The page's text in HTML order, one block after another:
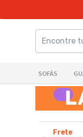
Frete